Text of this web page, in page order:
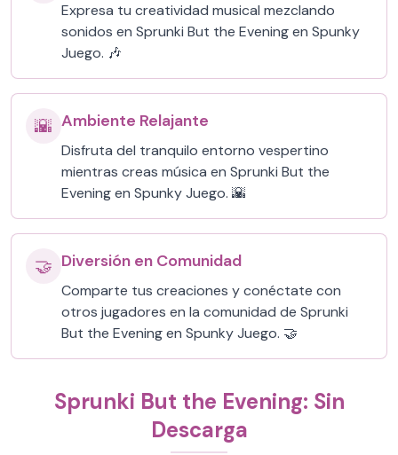
Expresa tu creatividad musical mezclando
sonidos en Sprunki But the Evening en Spunky
Juego. 🎶
🌇 Ambiente Relajante
Disfruta del tranquilo entorno vespertino
mientras creas música en Sprunki But the
Evening en Spunky Juego. 🌇
🤝 Diversión en Comunidad
Comparte tus creaciones y conéctate con
otros jugadores en la comunidad de Sprunki
But the Evening en Spunky Juego. 🤝
Sprunki But the Evening: Sin
Descarga